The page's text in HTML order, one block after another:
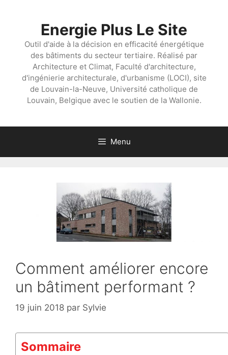
Energie Plus Le Site
Outil d'aide à la décision en efficacité énergétique
des bâtiments du secteur tertiaire. Réalisé par
Architecture et Climat, Faculté d'architecture,
d'ingénierie architecturale, d'urbanisme (LOCI), site
de Louvain-la-Neuve, Université catholique de
Louvain, Belgique avec le soutien de la Wallonie.
Menu
Comment améliorer encore
un bâtiment performant ?
19 juin 2018 par Sylvie
Sommaire